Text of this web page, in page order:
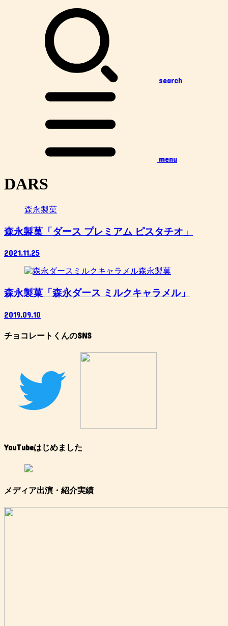
search
menu
DARS
森永製菓
森永製菓「ダース プレミアム ピスタチオ」
2021.11.25
森永製菓
森永製菓「森永ダース ミルクキャラメル」
2019.09.10
チョコレートくんのSNS
YouTubeはじめました
メディア出演・紹介実績